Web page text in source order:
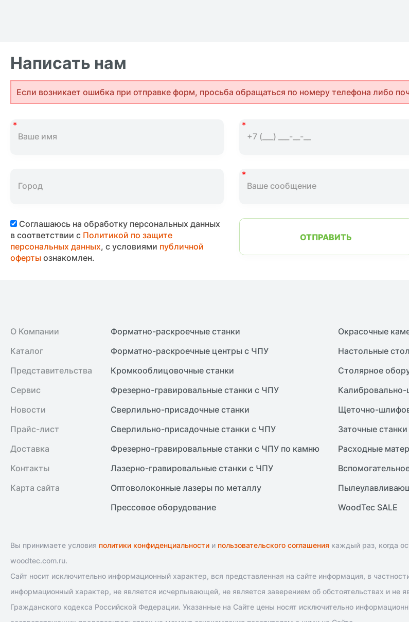
Написать нам
Если возникает ошибка при отправке форм, просьба обращаться по номеру телефона либо
Соглашаюсь на обработку персональных данных
в соответствии с Политикой по защите
персональных данных, с условиями публичной
офертыознакомлен.
ОТПРАВИТЬ
О Компании
Каталог
Представительства
Сервис
Новости
Прайс-лист
Доставка
Контакты
Карта сайта
Форматно-раскроечные станки
Форматно-раскроечные центры с ЧПУ
Кромкооблицовочные cтанки
Фрезерно-гравировальные станки с ЧПУ
Сверлильно-присадочные станки
Сверлильно-присадочные станки с ЧПУ
Фрезерно-гравировальные станки с ЧПУ по камню
Лазерно-гравировальные станки с ЧПУ
Оптоволоконные лазеры по металлу
Прессовое оборудование
Окрасочные
Настольные
Столярное
Щеточно-
Заточные станки
Расходные
WoodTec SALE
Вы принимаете условия политики конфиденциальности и пользовательского соглашения каждый раз, когда
woodtec.com.ru.
Сайт носит исключительно информационный характер, вся представленная на сайте информация, в
информационный характер, не является исчерпывающей, не является заверением об обстоятельствах и не
Гражданского кодекса Российской Федерации. Указанные на Сайте цены носят исключительно